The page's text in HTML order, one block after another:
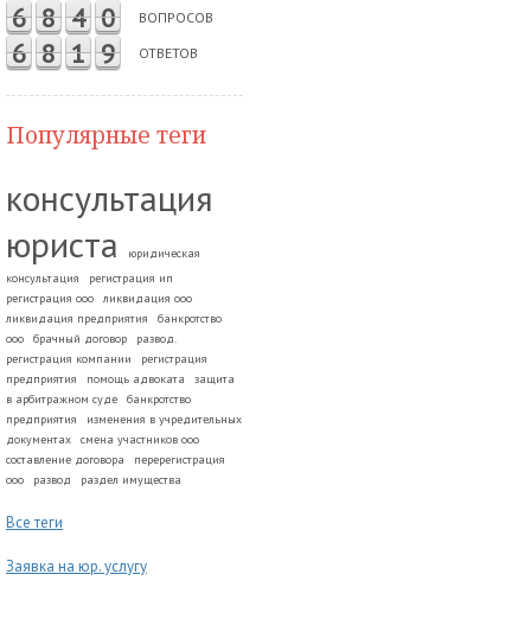
6 8 4 0 ВОПРОСОВ
6 8 1 9 ОТВЕТОВ
Популярные теги
консультация
юриста
юридическая
консультация
регистрация ип
регистрация ооо
ликвидация ооо
ликвидация предприятия
банкротство
ооо
брачный договор
развод.
регистрация компании
регистрация
предприятия
помощь адвоката
защита
в арбитражном суде
банкротство
предприятия
изменения в учредительных
документах
смена участников ооо
составление договора
перерегистрация
ооо
развод раздел имущества
Все теги
Заявка на юр. услугу